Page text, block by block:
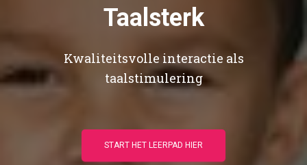
Taalsterk
Kwaliteitsvolle interactie als
taalstimulering
START HET LEERPAD HIER